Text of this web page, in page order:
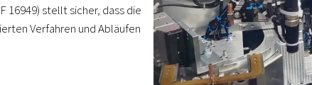
16949) stellt sicher, dass die
Verfahren und Abläufen